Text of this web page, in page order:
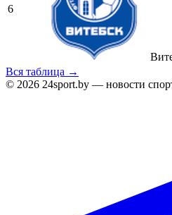
6
Вся таблица →
© 2026 24sport.by — новости